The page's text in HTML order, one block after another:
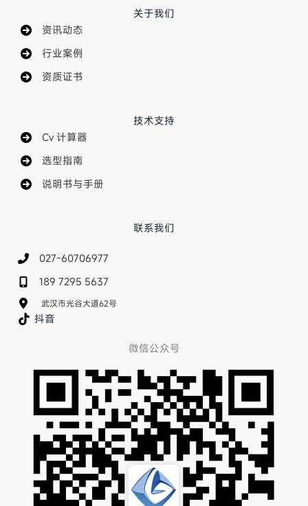
关于我们
资讯动态
行业案例
资质证书
技术支持
Cv 计算器
选型指南
说明书与手册
联系我们
027-60706977
189 7295 5637
武汉市光谷大道62号
抖音
微信公众号